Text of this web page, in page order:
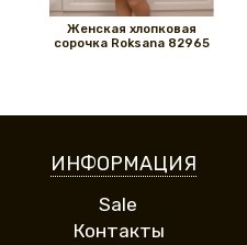
Женская хлопковая
сорочка Roksana 82965
ИНФОРМАЦИЯ
Sale
Контакты